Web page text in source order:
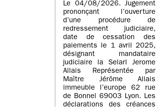
Le 04/08/2026. Jugement
prononçant l’ouverture
d’une procédure de
redressement judiciaire,
date de cessation des
paiements le 1 avril 2025,
désignant mandataire
judiciaire la Selarl Jerome
Allais Représentée par
Maître Jérôme Allais
immeuble l’europe 62 rue
de Bonnel 69003 Lyon. Les
déclarations des créances